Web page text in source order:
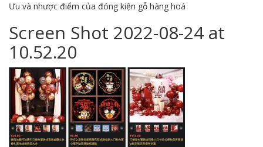
Ưu và nhược điểm của đóng kiện gỗ hàng hoá
Screen Shot 2022-08-24 at
10.52.20